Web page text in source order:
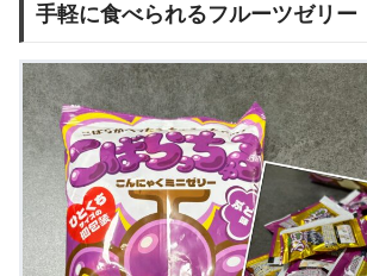
手軽に食べられるフルーツゼリー